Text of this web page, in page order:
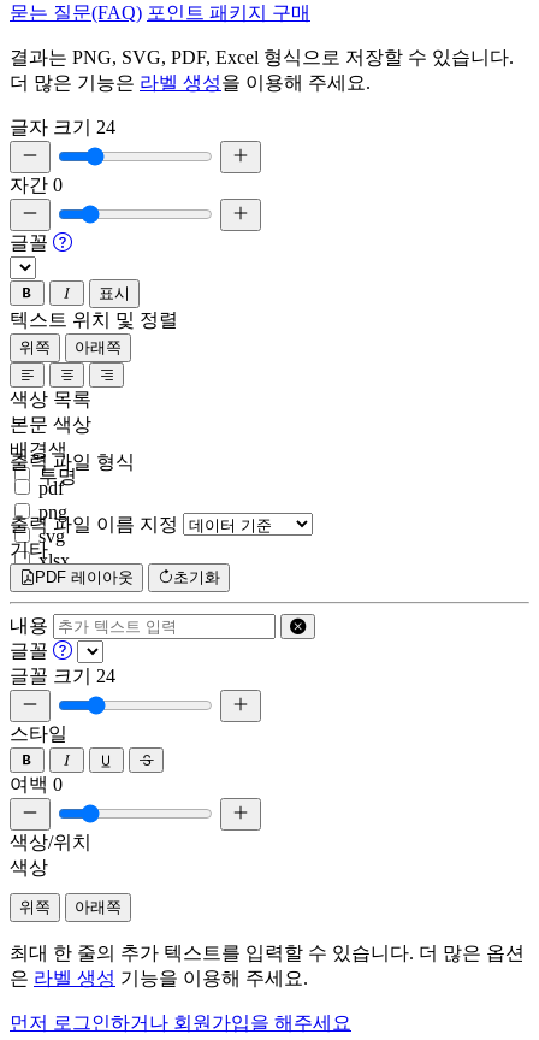
묻는 질문(FAQ) 포인트 패키지 구매
결과는 PNG, SVG, PDF, Excel 형식으로 저장할 수 있습니다.
더 많은 기능은 라벨 생성을 이용해 주세요.
글자 크기 24
자간 0
글꼴
표시
텍스트 위치 및 정렬
위쪽 아래쪽
색상 목록
본문 색상
배경색
투명
출력 파일 형식
pdf
png
svg
xlsx
출력 파일 이름 지정
기타
PDF 레이아웃 초기화
내용
글꼴
글꼴 크기 24
스타일
여백 0
색상/위치
색상
위쪽 아래쪽
최대 한 줄의 추가 텍스트를 입력할 수 있습니다. 더 많은 옵션
은 라벨 생성 기능을 이용해 주세요.
먼저 로그인하거나 회원가입을 해주세요